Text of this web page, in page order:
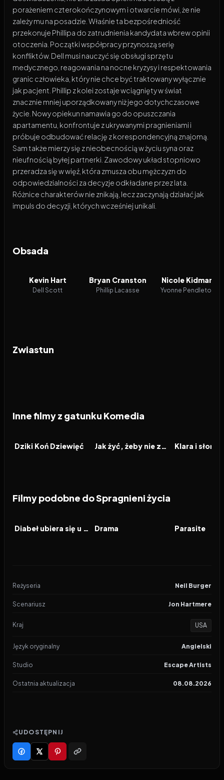
porażeniem czterokończynowym i otwarcie mówi, że nie
zależy mu na posadzie. Właśnie ta bezpośredniość
przekonuje Phillipa do zatrudnienia kandydata wbrew opinii
otoczenia. Początki współpracy przynoszą serię
konfliktów. Dell musi nauczyć się obsługi sprzętu
medycznego, reagowania na nocne kryzysy i respektowania
granic człowieka, który nie chce być traktowany wyłącznie
jak pacjent. Phillip z kolei zostaje wciągnięty w świat
znacznie mniej uporządkowany niż jego dotychczasowe
życie. Nowy opiekun namawia go do opuszczania
apartamentu, konfrontuje z ukrywanymi pragnieniami i
próbuje odbudować relację z korespondencyjną znajomą.
Sam także mierzy się z nieobecnością w życiu syna oraz
nieufnością byłej partnerki. Zawodowy układ stopniowo
przeradza się w więź, która zmusza obu mężczyzn do
odpowiedzialności za decyzje odkładane przez lata.
Różnice charakterów nie znikają, lecz zaczynają działać jak
impuls do decyzji, których wcześniej unikali.
Obsada
Kevin Hart
Dell Scott
Bryan Cranston
Phillip Lacasse
Nicole Kidman
Yvonne Pendleton
Zwiastun
Inne filmy z gatunku Komedia
FILM
Dziki Koń Dziewięć FILM Jak żyć, żeby nie zwariować FILM
Klara i słońce
Filmy podobne do Spragnieni życia
FILM Diabeł ubiera się u Prady 2 FILM
Drama FILM
Parasite
Reżyseria Neil Burger
Scenariusz Jon Hartmere
Kraj USA
Język oryginalny Angielski
Studio Escape Artists
Ostatnia aktualizacja 08.08.2026
UDOSTĘPNIJ